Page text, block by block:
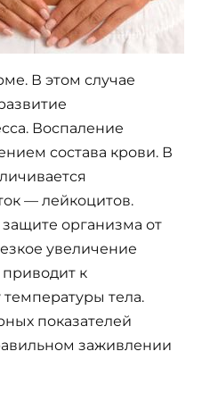
В этом случае
Воспаление
состава крови. В
— лейкоцитов.
организма от
увеличение
приводит к
тела.
показателей
заживлении